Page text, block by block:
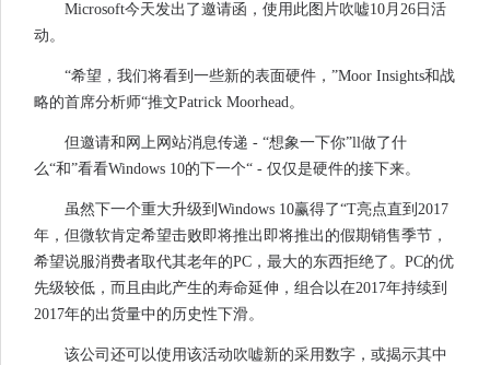
Microsoft今天发出了邀请函，使用此图片吹嘘10月26日活
动。
“希望，我们将看到一些新的表面硬件，”Moor Insights和战
略的首席分析师“推文Patrick Moorhead。
但邀请和网上网站消息传递 - “想象一下你”ll做了什
么“和”看看Windows 10的下一个“ - 仅仅是硬件的接下来。
虽然下一个重大升级到Windows 10赢得了“T亮点直到2017
年，但微软肯定希望击败即将推出即将推出的假期销售季节，
希望说服消费者取代其老年的PC，最大的东西拒绝了。PC的优
先级较低，而且由此产生的寿命延伸，组合以在2017年持续到
2017年的出货量中的历史性下滑。
该公司还可以使用该活动吹嘘新的采用数字，或揭示其中